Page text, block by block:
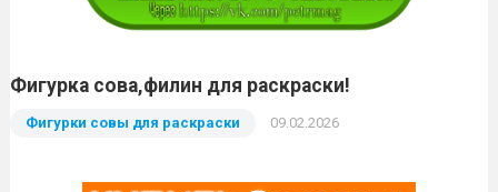
Фигурка сова,филин для раскраски!
Фигурки совы для раскраски 09.02.2026